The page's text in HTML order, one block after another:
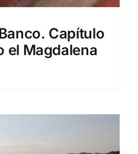
Capítulo
el Magdalena